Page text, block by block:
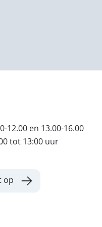
12.00 en 13.00-16.00
tot 13:00 uur
op